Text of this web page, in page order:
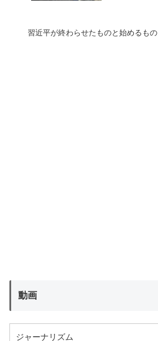
習近平が終わらせたものと始めるもの
動画
ジャーナリズム